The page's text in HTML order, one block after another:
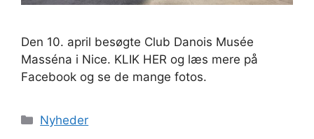
Den 10. april besøgte Club Danois Musée
Masséna i Nice. KLIK HER og læs mere på
Facebook og se de mange fotos.
Kategorier
Nyheder